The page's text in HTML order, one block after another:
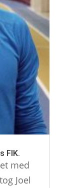
FIK.
med
Joel